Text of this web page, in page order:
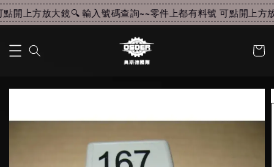
開上方放大鏡🔍 輸入號碼查詢~~零件上都有料號 可點開上方